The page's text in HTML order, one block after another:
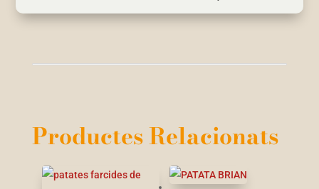
Productes Relacionats